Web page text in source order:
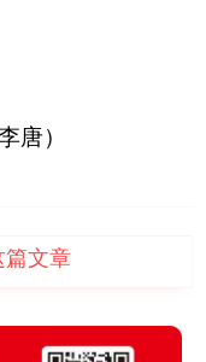
唐）
篇文章